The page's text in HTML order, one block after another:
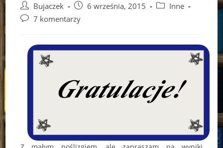
Post
author:
Bujaczek
Post
published:
6 września, 2015
PostInne
Post7 komentarzy